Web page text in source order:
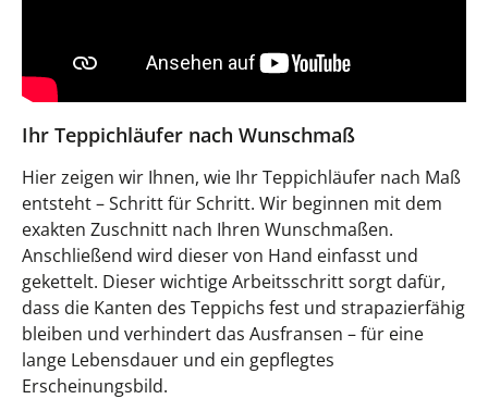
Ihr Teppichläufer nach Wunschmaß
Hier zeigen wir Ihnen, wie Ihr Teppichläufer nach Maß
entsteht – Schritt für Schritt. Wir beginnen mit dem
exakten Zuschnitt nach Ihren Wunschmaßen.
Anschließend wird dieser von Hand einfasst und
gekettelt. Dieser wichtige Arbeitsschritt sorgt dafür,
dass die Kanten des Teppichs fest und strapazierfähig
bleiben und verhindert das Ausfransen – für eine
lange Lebensdauer und ein gepflegtes
Erscheinungsbild.